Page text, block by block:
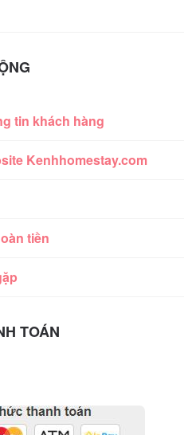
tin khách hàng
Kenhhomestay.com
tiền
TOÁN